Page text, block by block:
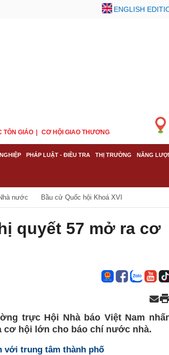
ENGLISH
TÔN GIÁO CƠ HỘI GIAO THƯƠNG
PHÁP LUẬT - ĐIỀU TRA THỊ TRƯỜNG NĂNG
nước Bầu cử Quốc hội Khoá XVI
quyết 57 mở ra cơ
trực Hội Nhà báo Việt Nam
cơ hội lớn cho báo chí nước nhà.
với trung tâm thành phố